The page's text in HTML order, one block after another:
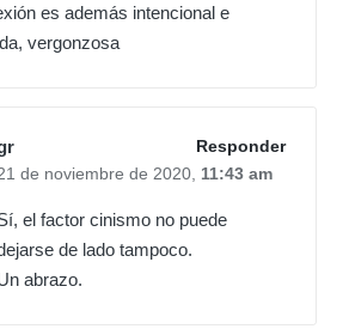
es además intencional e
vergonzosa
Responder
de noviembre de 2020, 11:43 am
el factor cinismo no puede
de lado tampoco.
abrazo.